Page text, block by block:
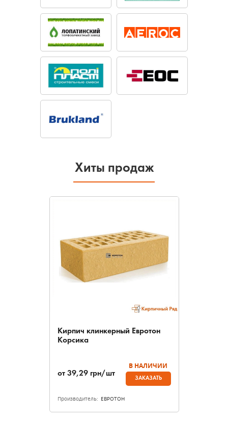
Хиты продаж
Кирпич клинкерный Евротон
Корсика
от 39,29 грн/шт
В НАЛИЧИИ
ЗАКАЗАТЬ
Производитель: ЕВРОТОН